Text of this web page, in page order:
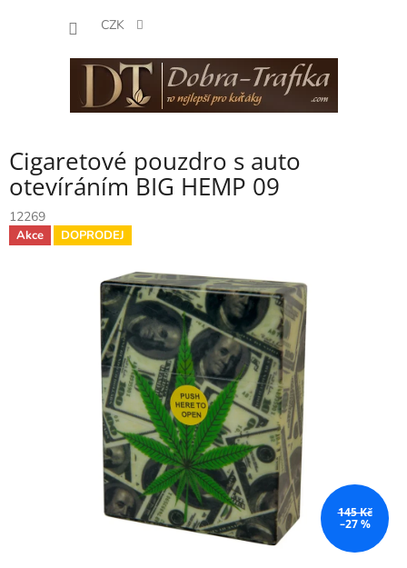
CZK
Cigaretové pouzdro s auto
otevíráním BIG HEMP 09
12269
Akce DOPRODEJ
145 Kč
–27 %